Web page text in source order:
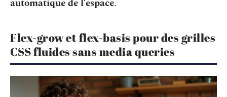
automatique de l’espace.
Flex-grow et flex-basis pour des grilles
CSS fluides sans media queries